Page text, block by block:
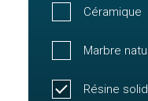
Céramique
Marbre
Résine